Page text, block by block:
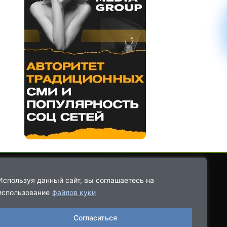
данный сайт, вы соглашаетесь на
файлов куки
Согласиться
9021-68-08-43